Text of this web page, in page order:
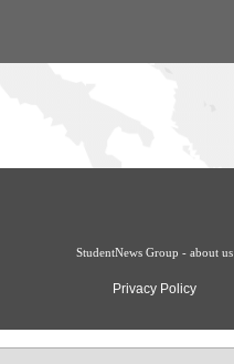
StudentNews Group - about us
Privacy Policy